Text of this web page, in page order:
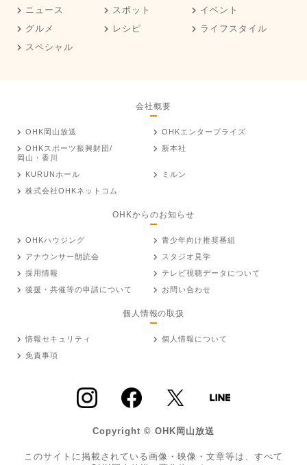
ニュース スポット
イベント
グルメ
レシピ
ライフスタイル
スペシャル
会社概要
OHK岡山放送
OHKエンタープライズ
OHKスポーツ振興財団/
岡山・香川
新本社
KURUNホール
ミルン
株式会社OHKネットコム
OHKからのお知らせ
OHKハウジング
青少年向け推奨番組
アナウンサー朗読会
スタジオ見学
採用情報
テレビ視聴データについて
後援・共催等の申請について
お問い合わせ
個人情報の取扱
情報セキュリティ
個人情報について
免責事項
Copyright © OHK岡山放送
このサイトに掲載されている画像・映像・文章等は、すべて